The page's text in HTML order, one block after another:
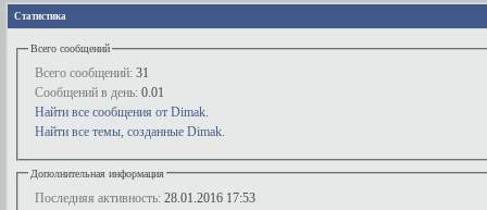
Статистика
Всего сообщений
Всего сообщений: 31
Сообщений в день: 0.01
Найти все сообщения от Dimak.
Найти все темы, созданные Dimak.
Дополнительная информация
Последняя активность: 28.01.2016 17:53